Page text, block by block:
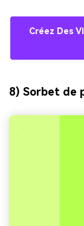
Créez Des
8) Sorbet de